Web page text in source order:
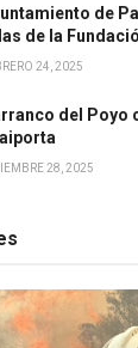
de
de la
24, 2025
del Poyo
28, 2025